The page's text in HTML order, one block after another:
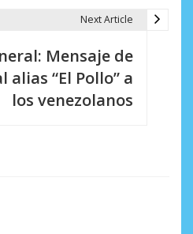
Next Article
Mensaje de
alias “El Pollo” a
los venezolanos